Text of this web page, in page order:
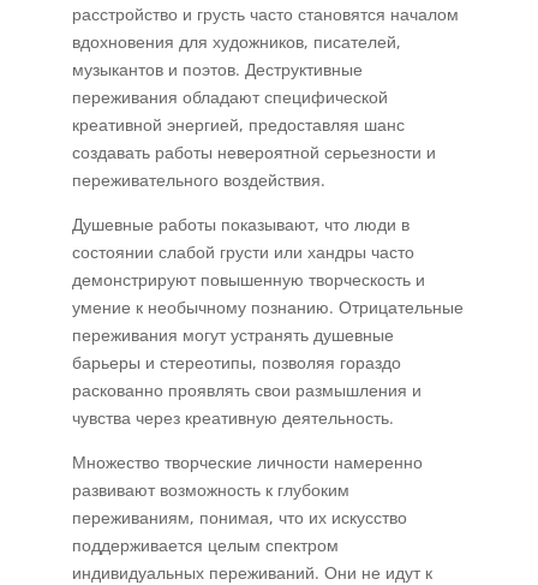
расстройство и грусть часто становятся началом
вдохновения для художников, писателей,
музыкантов и поэтов. Деструктивные
переживания обладают специфической
креативной энергией, предоставляя шанс
создавать работы невероятной серьезности и
переживательного воздействия.
Душевные работы показывают, что люди в
состоянии слабой грусти или хандры часто
демонстрируют повышенную творческость и
умение к необычному познанию. Отрицательные
переживания могут устранять душевные
барьеры и стереотипы, позволяя гораздо
раскованно проявлять свои размышления и
чувства через креативную деятельность.
Множество творческие личности намеренно
развивают возможность к глубоким
переживаниям, понимая, что их искусство
поддерживается целым спектром
индивидуальных переживаний. Они не идут к